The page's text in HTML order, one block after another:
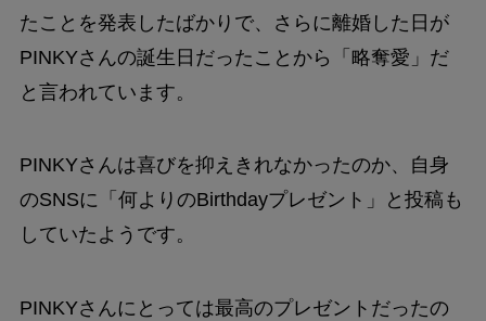
たことを発表したばかりで、さらに離婚した日が
PINKYさんの誕生日だったことから「略奪愛」だ
と言われています。
PINKYさんは喜びを抑えきれなかったのか、自身
のSNSに「何よりのBirthdayプレゼント」と投稿も
していたようです。
PINKYさんにとっては最高のプレゼントだったの